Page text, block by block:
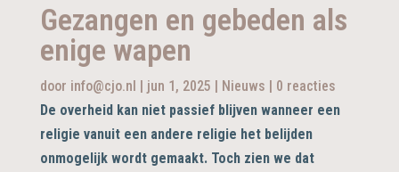
Gezangen en gebeden als
enige wapen
door info@cjo.nl | jun 1, 2025 | Nieuws | 0 reacties
De overheid kan niet passief blijven wanneer een
religie vanuit een andere religie het belijden
onmogelijk wordt gemaakt. Toch zien we dat